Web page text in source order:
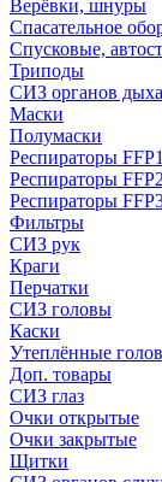
Верёвки, шнуры
Спасательное
Спусковые,
Триподы
СИЗ органов
Маски
Полумаски
Респираторы FFP1
Респираторы FFP2
Респираторы
Фильтры
СИЗ рук
Краги
Перчатки
СИЗ головы
Каски
Утеплённые
Доп. товары
СИЗ глаз
Очки открытые
Очки закрытые
Щитки